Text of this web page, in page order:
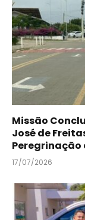
Missão
José de
Peregrinação
17/07/2026